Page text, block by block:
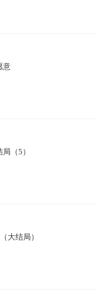
意
（5）
大结局）